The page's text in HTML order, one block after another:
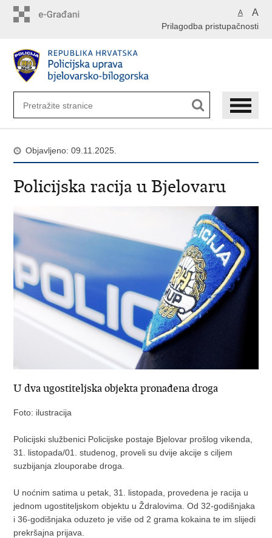
A A
Prilagodba pristupačnosti
Objavljeno: 09.11.2025.
Policijska racija u Bjelovaru
U dva ugostiteljska objekta pronađena droga
Foto: ilustracija
Policijski službenici Policijske postaje Bjelovar prošlog vikenda,
31. listopada/01. studenog, proveli su dvije akcije s ciljem
suzbijanja zlouporabe droga.
U noćnim satima u petak, 31. listopada, provedena je racija u
jednom ugostiteljskom objektu u Ždralovima. Od 32-godišnjaka
i 36-godišnjaka oduzeto je više od 2 grama kokaina te im slijedi
prekršajna prijava.